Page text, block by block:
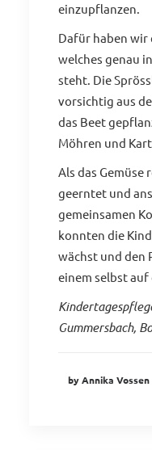
einzupflanzen.
Dafür haben
welches genau
steht. Die
vorsichtig aus
das Beet
Möhren und
Als das Gemüse
geerntet und
gemeinsamen
konnten die
wächst und den
einem selbst auf
Gummersbach,
by Annika Vossen